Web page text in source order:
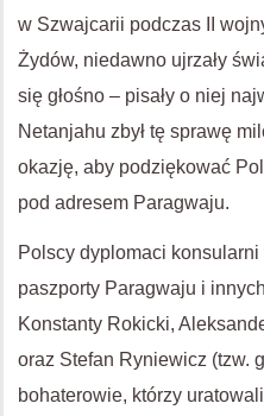
w Szwajcarii podczas II
Żydów, niedawno ujrzały
się głośno – pisały o niej
Netanjahu zbył tę sprawę
okazję, aby podziękować
pod adresem Paragwaju.
Polscy dyplomaci
paszporty Paragwaju i
Konstanty Rokicki,
oraz Stefan Ryniewicz (tzw.
bohaterowie, którzy